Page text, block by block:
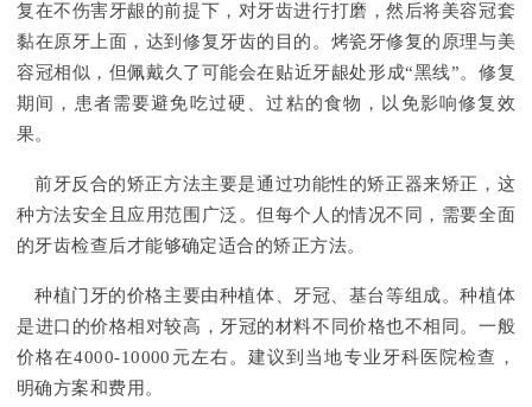
复在不伤害牙龈的前提下，对牙齿进行打磨，然后将美容冠套
黏在原牙上面，达到修复牙齿的目的。烤瓷牙修复的原理与美
容冠相似，但佩戴久了可能会在贴近牙龈处形成“黑线”。修复
期间，患者需要避免吃过硬、过粘的食物，以免影响修复效
果。
前牙反合的矫正方法主要是通过功能性的矫正器来矫正，这
种方法安全且应用范围广泛。但每个人的情况不同，需要全面
的牙齿检查后才能够确定适合的矫正方法。
种植门牙的价格主要由种植体、牙冠、基台等组成。种植体
是进口的价格相对较高，牙冠的材料不同价格也不相同。一般
价格在4000-10000元左右。建议到当地专业牙科医院检查，
明确方案和费用。